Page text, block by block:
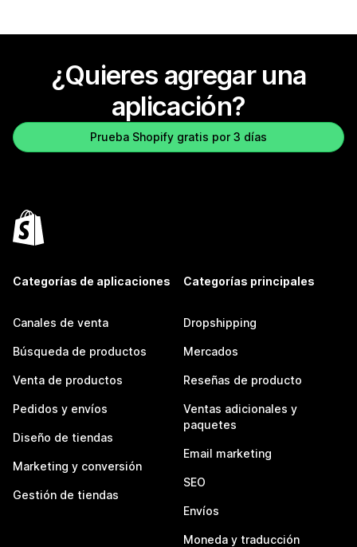
¿Quieres agregar una
aplicación?
Prueba Shopify gratis por 3 días
Categorías de aplicaciones
Canales de venta
Búsqueda de productos
Venta de productos
Pedidos y envíos
Diseño de tiendas
Marketing y conversión
Gestión de tiendas
Categorías principales
Dropshipping
Mercados
Reseñas de producto
Ventas adicionales y
paquetes
Email marketing
SEO
Envíos
Moneda y traducción